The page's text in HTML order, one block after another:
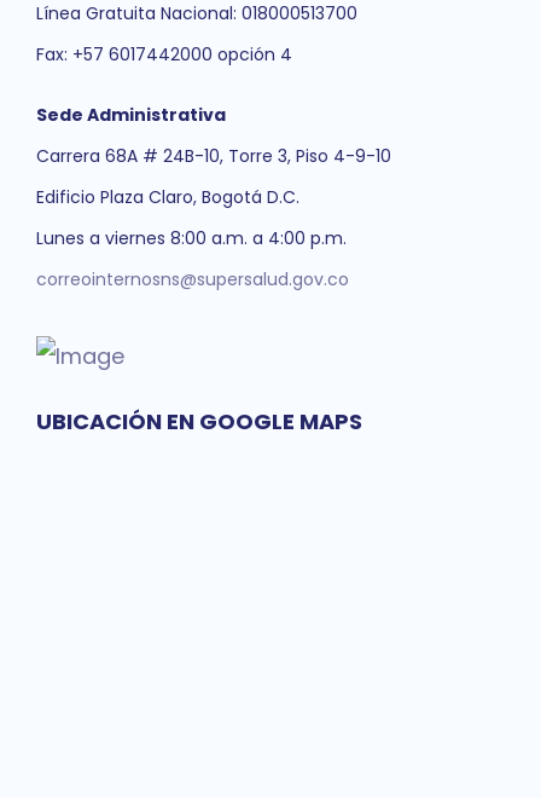
UBICACIÓN EN GOOGLE MAPS
Línea Gratuita Nacional: 018000513700
Fax: +57 6017442000 opción 4
Sede Administrativa
Carrera 68A # 24B-10, Torre 3, Piso 4-9-10
Edificio Plaza Claro, Bogotá D.C.
Lunes a viernes 8:00 a.m. a 4:00 p.m.
correointernosns@supersalud.gov.co